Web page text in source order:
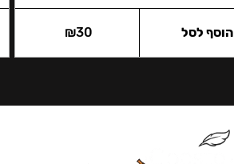
₪30 הוסף לסל